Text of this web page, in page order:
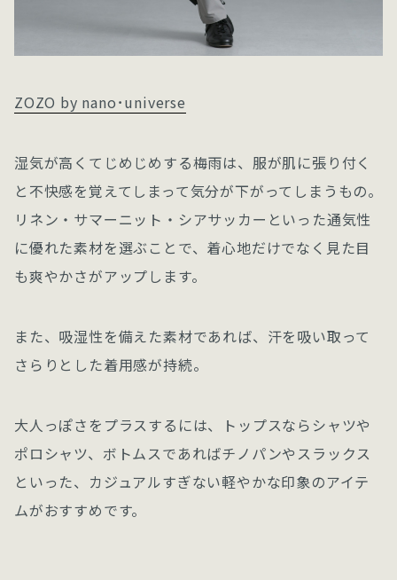
ZOZO by nano･universe
湿気が高くてじめじめする梅雨は、服が肌に張り付く
と不快感を覚えてしまって気分が下がってしまうもの。
リネン・サマーニット・シアサッカーといった通気性
に優れた素材を選ぶことで、着心地だけでなく見た目
も爽やかさがアップします。
また、吸湿性を備えた素材であれば、汗を吸い取って
さらりとした着用感が持続。
大人っぽさをプラスするには、トップスならシャツや
ポロシャツ、ボトムスであればチノパンやスラックス
といった、カジュアルすぎない軽やかな印象のアイテ
ムがおすすめです。